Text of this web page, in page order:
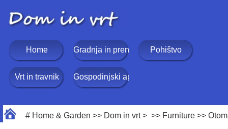
Home Gradnja in prenova Pohištvo
Vrt in travnik Gospodinjski aparati
# Home & Garden >> Dom in vrt> >> Furniture >>